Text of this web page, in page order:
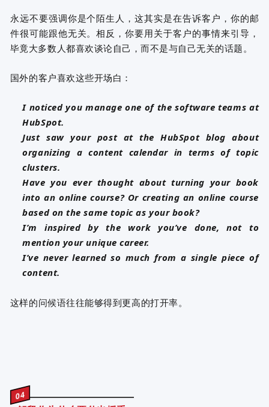
永远不要强调你是个陌生人，这其实是在告诉客户，你的邮
件很可能跟他无关。相反，你要用关于客户的事情来引导，
毕竟大多数人都喜欢谈论自己，而不是与自己无关的话题。
国外的客户喜欢这些开场白：
I noticed you manage one of the software teams at
HubSpot.
Just saw your post at the HubSpot blog about
organizing a content calendar in terms of topic
clusters.
Have you ever thought about turning your book
into an online course? Or creating an online course
based on the same topic as your book?
I’m inspired by the work you’ve done, not to
mention your unique career.
I’ve never learned so much from a single piece of
content.
这样的问候语往往能够得到更高的打开率。
04